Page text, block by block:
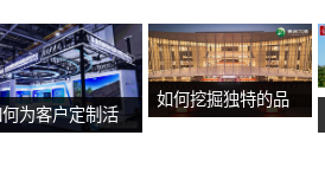
为客户定制活
如何挖掘独特的品